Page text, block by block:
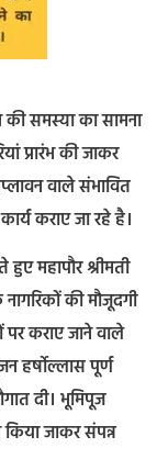
की समस्या का सामना
प्रारंभ की जाकर
वाले संभावित
कराए जा रहे है।
महापौर श्रीमती
नागरिकों की मौजूदगी
कराए जाने वाले
हर्षोल्लास पूर्ण
दी। भूमिपूज
किया जाकर संपन्न